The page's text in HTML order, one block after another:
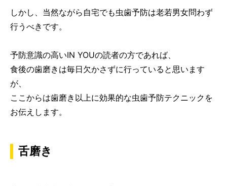
しかし、当然ながら自宅でも虫歯予防は老若男女問わず
行うべきです。
予防意識の高いIN YOUの読者の方であれば、
食後の歯磨きは毎日欠かさずに行っていると思います
が、
ここからは歯磨き以上に効果的な虫歯予防テクニックを
お伝えします。
舌磨き